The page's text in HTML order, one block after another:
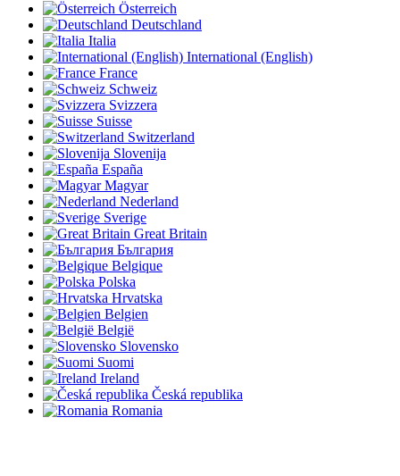
Österreich
Deutschland
Italia
International (English)
France
Schweiz
Svizzera
Suisse
Switzerland
Slovenija
España
Magyar
Nederland
Sverige
Great Britain
България
Belgique
Polska
Hrvatska
Belgien
België
Slovensko
Suomi
Ireland
Česká republika
Romania